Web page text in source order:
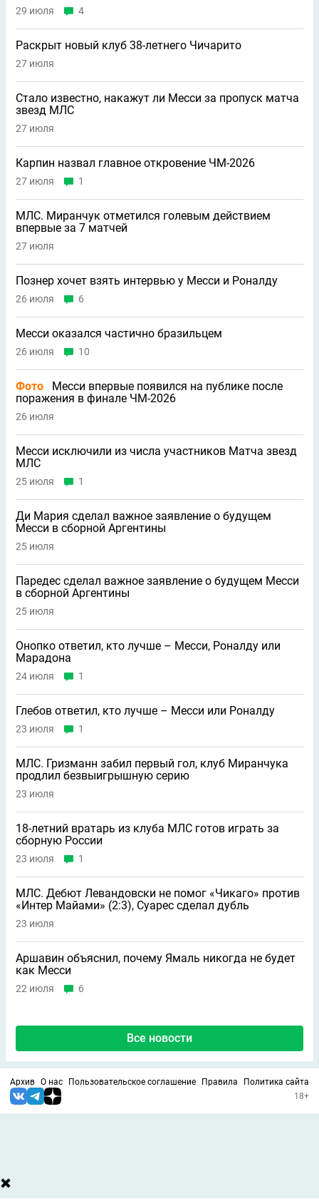
29 июля 4
Раскрыт новый клуб 38-летнего Чичарито
27 июля
Стало известно, накажут ли Месси за пропуск матча
звезд МЛС
27 июля
Карпин назвал главное откровение ЧМ-2026
27 июля 1
МЛС. Миранчук отметился голевым действием
впервые за 7 матчей
27 июля
Познер хочет взять интервью у Месси и Роналду
26 июля 6
Месси оказался частично бразильцем
26 июля 10
Фото
Месси впервые появился на публике после
поражения в финале ЧМ-2026
26 июля
Месси исключили из числа участников Матча звезд
МЛС
25 июля 1
Ди Мария сделал важное заявление о будущем
Месси в сборной Аргентины
25 июля
Паредес сделал важное заявление о будущем Месси
в сборной Аргентины
25 июля
Онопко ответил, кто лучше – Месси, Роналду или
Марадона
24 июля 1
Глебов ответил, кто лучше – Месси или Роналду
23 июля 1
МЛС. Гризманн забил первый гол, клуб Миранчука
продлил безвыигрышную серию
23 июля
18-летний вратарь из клуба МЛС готов играть за
сборную России
23 июля 1
МЛС. Дебют Левандовски не помог «Чикаго» против
«Интер Майами» (2:3), Суарес сделал дубль
23 июля
Аршавин объяснил, почему Ямаль никогда не будет
как Месси
22 июля 6
Все новости
Архив О нас Пользовательское соглашение Правила
Политика сайта
18+